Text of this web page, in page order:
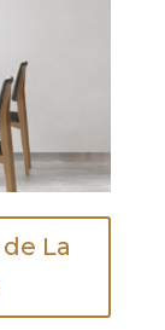
La